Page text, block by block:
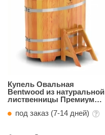
Купель Овальная
Bentwood из натуральной
лиственницы Премиум
под заказ (7-14 дней)